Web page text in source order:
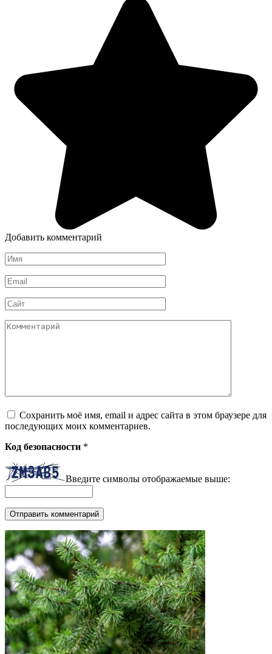
Добавить комментарий
Имя
*
Email
*
Сайт
Комментарий
Сохранить моё имя, email и адрес сайта в этом браузере для
последующих моих комментариев.
Код безопасности *
Введите символы отображаемые выше: